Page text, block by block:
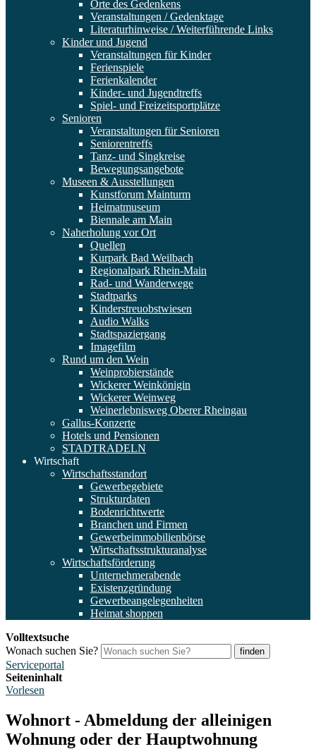
Orte des Gedenkens
Veranstaltungen / Gedenktage
Literaturhinweise / Weiterführende Links
Kinder und Jugend
Veranstaltungen für Kinder
Ferienspiele
Ferienkalender
Kinder- und Jugendtreffs
Spiel- und Freizeitsportplätze
Senioren
Veranstaltungen für Senioren
Seniorentreffs
Tanz- und Singkreise
Bewegungsangebote
Museen & Ausstellungen
Kunstforum Mainturm
Heimatmuseum
Biennale am Main
Naherholung vor Ort
Quellen
Kurpark Bad Weilbach
Regionalpark Rhein-Main
Rad- und Wanderwege
Stadtparks
Kinderstreuobstwiesen
Audio Walks
Stadtspaziergang
Imagefilm
Rund um den Wein
Weinprobierstände
Wickerer Weinkönigin
Wickerer Weinweg
Weinerlebnisweg Oberer Rheingau
Gallus-Konzerte
Hotels und Pensionen
STADTRADELN
Wirtschaft
Wirtschaftsstandort
Gewerbegebiete
Strukturdaten
Bodenrichtwerte
Branchen und Firmen
Gewerbeimmobilienbörse
Wirtschaftsstrukturanalyse
Wirtschaftsförderung
Unternehmerabende
Existenzgründung
Gewerbeangelegenheiten
Heimat shoppen
Volltextsuche
Wonach suchen Sie?
finden
Serviceportal
Seiteninhalt
Vorlesen
Wohnort - Abmeldung der alleinigen
Wohnung oder der Hauptwohnung